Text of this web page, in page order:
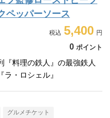
ペッパーソース
5,400
0 ポイント
『料理の鉄人』の最強鉄人
ラ・ロシェル』
グルメチケット